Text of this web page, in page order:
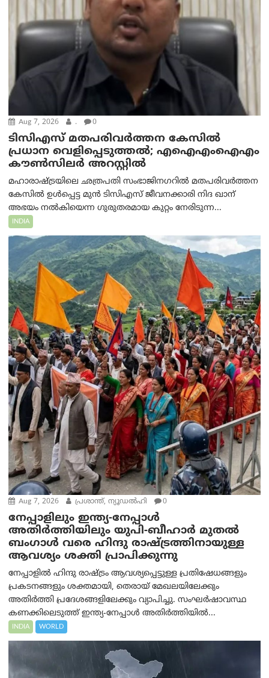
Aug 7, 2026 . 0
ടിസിഎസ് മതപരിവർത്തന കേസിൽ
പ്രധാന വെളിപ്പെടുത്തൽ; എഐഎംഐഎം
കൗൺസിലർ അറസ്റ്റിൽ
മഹാരാഷ്ട്രയിലെ ഛത്രപതി സംഭാജിനഗറിൽ മതപരിവർത്തന
കേസിൽ ഉൾപ്പെട്ട മുൻ ടിസിഎസ് ജീവനക്കാരി നിദ ഖാന്
അഭയം നൽകിയെന്ന ഗുരുതരമായ കുറ്റം നേരിടുന്ന...
INDIA
Aug 7, 2026 പ്രശാന്ത്, ന്യൂഡല്‍ഹി 0
നേപ്പാളിലും ഇന്ത്യ-നേപ്പാൾ
അതിർത്തിയിലും യുപി-ബീഹാർ മുതൽ
ബംഗാൾ വരെ ഹിന്ദു രാഷ്ട്രത്തിനായുള്ള
ആവശ്യം ശക്തി പ്രാപിക്കുന്നു
നേപ്പാളിൽ ഹിന്ദു രാഷ്ട്രം ആവശ്യപ്പെട്ടുള്ള പ്രതിഷേധങ്ങളും
പ്രകടനങ്ങളും ശക്തമായി, തെരായ് മേഖലയിലേക്കും
അതിർത്തി പ്രദേശങ്ങളിലേക്കും വ്യാപിച്ചു. സംഘർഷാവസ്ഥ
കണക്കിലെടുത്ത് ഇന്ത്യ-നേപ്പാൾ അതിർത്തിയിൽ...
INDIA WORLD